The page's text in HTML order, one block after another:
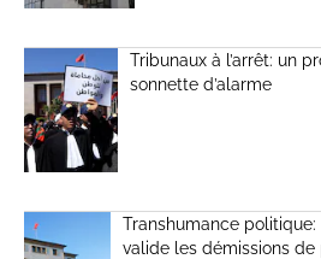
Tribunaux à l’arrêt: un
sonnette d’alarme
Transhumance
valide les démissions